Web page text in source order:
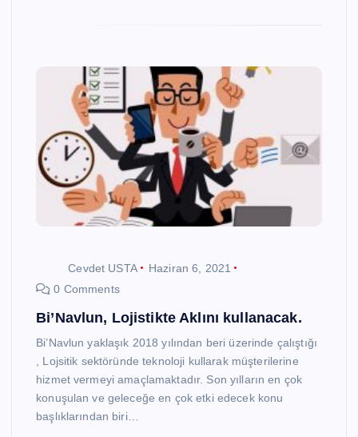
Cevdet USTA
Haziran 6, 2021
0 Comments
Bi’Navlun, Lojistikte Aklını kullanacak.
Bi’Navlun yaklaşık 2018 yılından beri üzerinde çalıştığı
, Lojsitik sektöründe teknoloji kullarak müşterilerine
hizmet vermeyi amaçlamaktadır. Son yılların en çok
konuşulan ve geleceğe en çok etki edecek konu
başlıklarından biri…